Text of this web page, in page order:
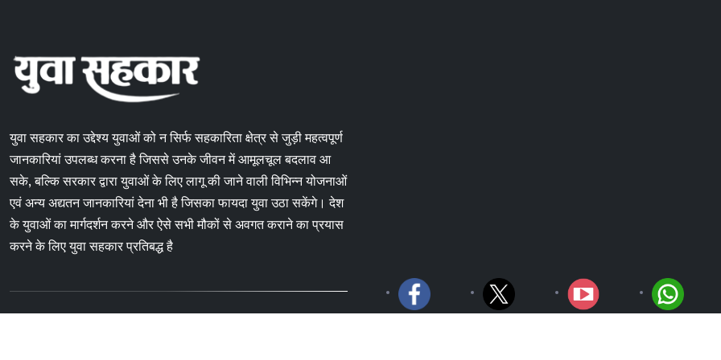
युवा सहकार का उद्देश्य युवाओं को न सिर्फ सहकारिता क्षेत्र से जुड़ी महत्वपूर्ण
जानकारियां उपलब्ध करना है जिससे उनके जीवन में आमूलचूल बदलाव आ
सके, बल्कि सरकार द्वारा युवाओं के लिए लागू की जाने वाली विभिन्न योजनाओं
एवं अन्य अद्यतन जानकारियां देना भी है जिसका फायदा युवा उठा सकेंगे। देश
के युवाओं का मार्गदर्शन करने और ऐसे सभी मौकों से अवगत कराने का प्रयास
करने के लिए युवा सहकार प्रतिबद्ध है